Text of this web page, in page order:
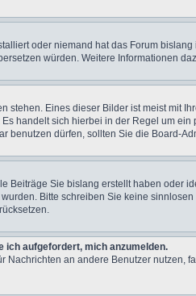
oder niemand hat das Forum
würden. Weitere Informationen
Eines dieser Bilder ist meist mit
handelt sich hierbei in der Regel um
benutzen dürfen, sollten Sie die Board-
Beiträge Sie bislang erstellt haben
Bitte schreiben Sie keine
ich aufgefordert, mich anzumelden.
Nachrichten an andere Benutzer